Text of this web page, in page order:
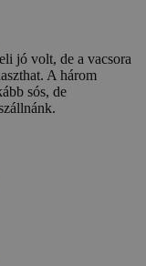
jó volt, de a vacsora
A három
sós, de